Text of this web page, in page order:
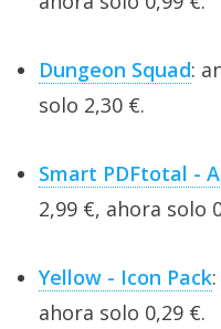
Dungeon Squad:
solo 2,30 €.
Smart PDFtotal -
2,99 €, ahora solo
Yellow - Icon Pack
ahora solo 0,29 €.